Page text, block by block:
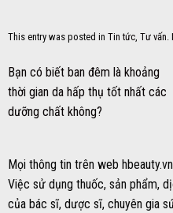
This entry was posted in Tin tức, Tư vấn.
Bạn có biết ban đêm là khoảng
thời gian da hấp thụ tốt nhất các
dưỡng chất không?
Mọi thông tin trên web
Việc sử dụng thuốc, sản phẩm,
của bác sĩ, dược sĩ, chuyên gia